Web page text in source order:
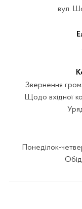
вул.
Звернення
Щодо вхідної
Понеділок-